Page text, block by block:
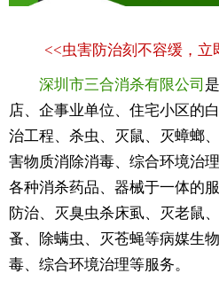
<<虫害防治刻不容缓，立
深圳市三合消杀有限公司
店、企事业单位、住宅小区的
治工程、杀虫、灭鼠、灭蟑螂
害物质消除消毒、综合环境治
各种消杀药品、器械于一体的
防治、灭臭虫杀床虱、灭老鼠
蚤、除螨虫、灭苍蝇等病媒生
毒、综合环境治理等服务。